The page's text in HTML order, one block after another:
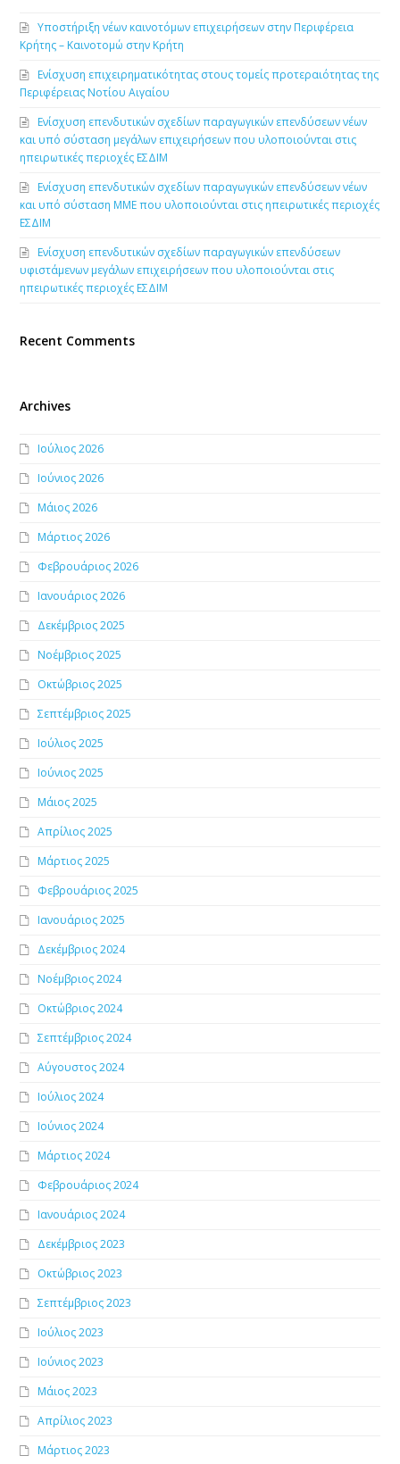
Υποστήριξη νέων καινοτόμων επιχειρήσεων στην Περιφέρεια
Κρήτης – Καινοτομώ στην Κρήτη
Ενίσχυση επιχειρηματικότητας στους τομείς προτεραιότητας της
Περιφέρειας Νοτίου Αιγαίου
Ενίσχυση επενδυτικών σχεδίων παραγωγικών επενδύσεων νέων
και υπό σύσταση μεγάλων επιχειρήσεων που υλοποιούνται στις
ηπειρωτικές περιοχές ΕΣΔΙΜ
Ενίσχυση επενδυτικών σχεδίων παραγωγικών επενδύσεων νέων
και υπό σύσταση ΜΜΕ που υλοποιούνται στις ηπειρωτικές περιοχές
ΕΣΔΙΜ
Ενίσχυση επενδυτικών σχεδίων παραγωγικών επενδύσεων
υφιστάμενων μεγάλων επιχειρήσεων που υλοποιούνται στις
ηπειρωτικές περιοχές ΕΣΔΙΜ
Recent Comments
Archives
Ιούλιος 2026
Ιούνιος 2026
Μάιος 2026
Μάρτιος 2026
Φεβρουάριος 2026
Ιανουάριος 2026
Δεκέμβριος 2025
Νοέμβριος 2025
Οκτώβριος 2025
Σεπτέμβριος 2025
Ιούλιος 2025
Ιούνιος 2025
Μάιος 2025
Απρίλιος 2025
Μάρτιος 2025
Φεβρουάριος 2025
Ιανουάριος 2025
Δεκέμβριος 2024
Νοέμβριος 2024
Οκτώβριος 2024
Σεπτέμβριος 2024
Αύγουστος 2024
Ιούλιος 2024
Ιούνιος 2024
Μάρτιος 2024
Φεβρουάριος 2024
Ιανουάριος 2024
Δεκέμβριος 2023
Οκτώβριος 2023
Σεπτέμβριος 2023
Ιούλιος 2023
Ιούνιος 2023
Μάιος 2023
Απρίλιος 2023
Μάρτιος 2023